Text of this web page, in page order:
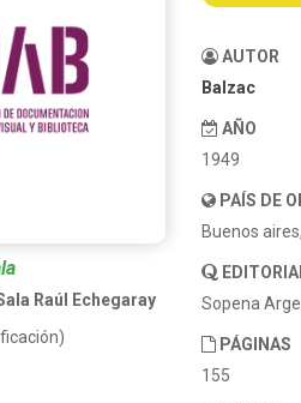
Raúl Echegaray
AUTOR
Balzac
AÑO
1949
PAÍS DE
Buenos
Sopena
PÁGINAS
155